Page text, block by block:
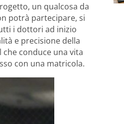
un qualcosa da
potrà partecipare, si
i dottori ad inizio
e precisione della
conduce una vita
con una matricola.